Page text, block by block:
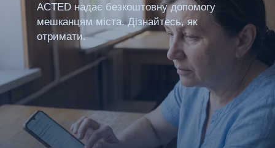
ACTED надає безкоштовну допомогу
мешканцям міста. Дізнайтесь, як
отримати.